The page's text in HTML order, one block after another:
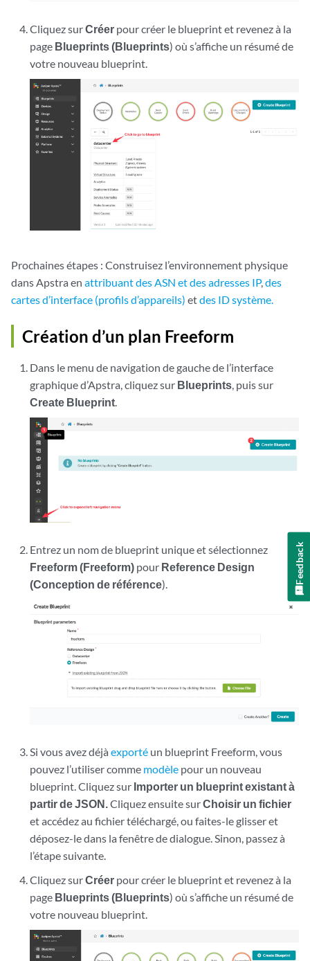
Cliquez surCréer pour créer le blueprint et revenez à la
page Blueprints (Blueprints) où s’affiche un résumé de
votre nouveau blueprint.
Prochaines étapes : Construisez l’environnement physique
dans Apstra en attribuant des ASN et des adresses IP,des
cartes d’interface (profils d’appareils) etdes ID système.
Création d’un plan Freeform
Dans le menu de navigation de gauche de l’interface
graphique d’Apstra, cliquez sur Blueprints, puis sur
Create Blueprint.
Entrez un nom de blueprint unique et sélectionnez
Freeform (Freeform) pour Reference Design
(Conception de référence).
Si vous avez déjàexporté un blueprint Freeform, vous
pouvez l’utiliser comme modèle pour un nouveau
blueprint. Cliquez sur Importer un blueprint existant à
partir de JSON. Cliquez ensuite surChoisir un fichier
et accédez au fichier téléchargé, ou faites-le glisser et
déposez-le dans la fenêtre de dialogue. Sinon, passez à
l’étape suivante.
Cliquez surCréer pour créer le blueprint et revenez à la
page Blueprints (Blueprints) où s’affiche un résumé de
votre nouveau blueprint.
Feedback